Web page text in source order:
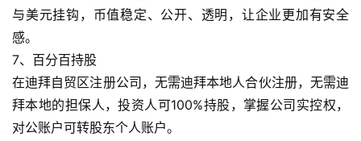
与美元挂钩，币值稳定、公开、透明，让企业更加有安全
感。
7、百分百持股
在迪拜自贸区注册公司，无需迪拜本地人合伙注册，无需迪
拜本地的担保人，投资人可100%持股，掌握公司实控权，
对公账户可转股东个人账户。